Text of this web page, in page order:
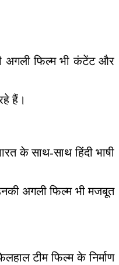
अगली फिल्म भी कंटेंट और
हैं।
के साथ-साथ हिंदी भाषी
अगली फिल्म भी मजबूत
टीम फिल्म के निर्माण